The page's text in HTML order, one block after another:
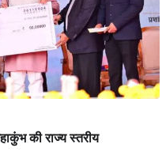
की राज्य स्तरीय